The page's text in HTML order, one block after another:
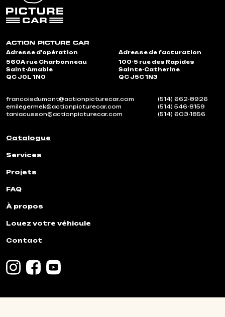
Adresse d'opération
560A rue Charbonneau
Saint-Amable
QC J0L 1N0
Adresse de facturation
100-5 rue des Rapides
Sainte-Catherine
QC J5C 1N3
francoisdumont@actionpicturecar.com
(514) 662-8926
emilegermek@actionpicturecar.com
(514) 546-8159
taniacusson@actionpicturecar.com
(514) 603-1856
Catalogue
Services
Projets
FAQ
À propos
Louez votre véhicule
Contact